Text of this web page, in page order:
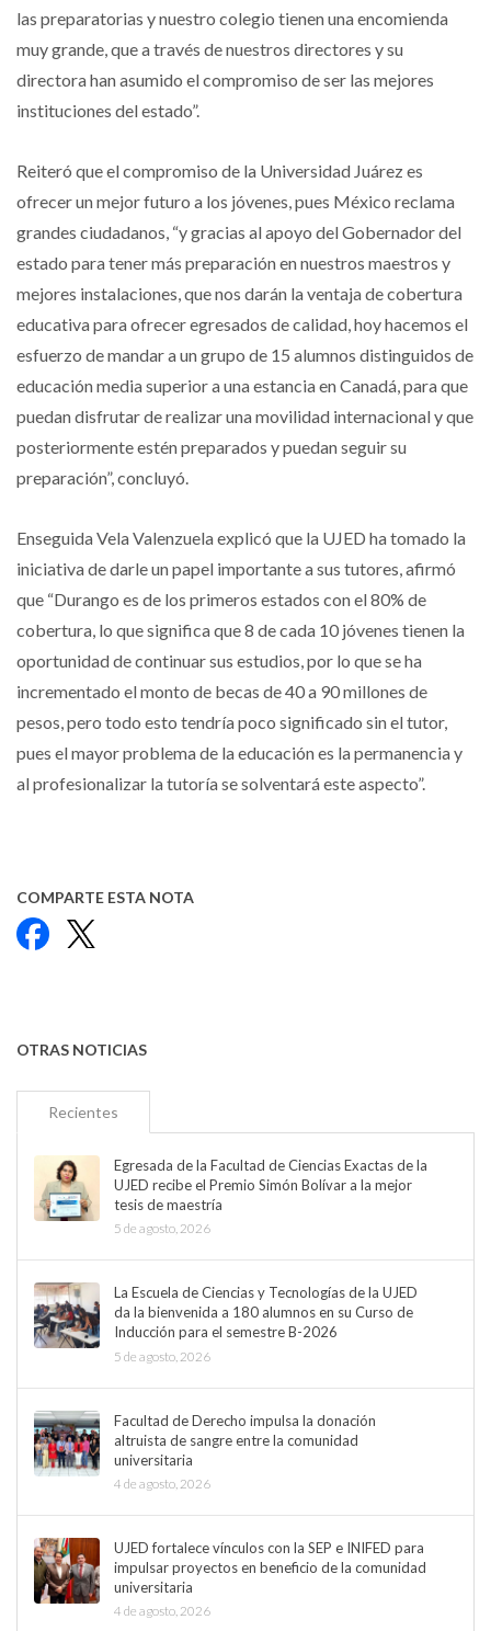
las preparatorias y nuestro colegio tienen una encomienda
muy grande, que a través de nuestros directores y su
directora han asumido el compromiso de ser las mejores
instituciones del estado”.
Reiteró que el compromiso de la Universidad Juárez es
ofrecer un mejor futuro a los jóvenes, pues México reclama
grandes ciudadanos, “y gracias al apoyo del Gobernador del
estado para tener más preparación en nuestros maestros y
mejores instalaciones, que nos darán la ventaja de cobertura
educativa para ofrecer egresados de calidad, hoy hacemos el
esfuerzo de mandar a un grupo de 15 alumnos distinguidos de
educación media superior a una estancia en Canadá, para que
puedan disfrutar de realizar una movilidad internacional y que
posteriormente estén preparados y puedan seguir su
preparación”, concluyó.
Enseguida Vela Valenzuela explicó que la UJED ha tomado la
iniciativa de darle un papel importante a sus tutores, afirmó
que “Durango es de los primeros estados con el 80% de
cobertura, lo que significa que 8 de cada 10 jóvenes tienen la
oportunidad de continuar sus estudios, por lo que se ha
incrementado el monto de becas de 40 a 90 millones de
pesos, pero todo esto tendría poco significado sin el tutor,
pues el mayor problema de la educación es la permanencia y
al profesionalizar la tutoría se solventará este aspecto”.
COMPARTE ESTA NOTA
Facebook
OTRAS NOTICIAS
Recientes
Egresada de la Facultad de Ciencias Exactas de la
UJED recibe el Premio Simón Bolívar a la mejor
tesis de maestría
5 de agosto, 2026
La Escuela de Ciencias y Tecnologías de la UJED
da la bienvenida a 180 alumnos en su Curso de
Inducción para el semestre B-2026
5 de agosto, 2026
Facultad de Derecho impulsa la donación
altruista de sangre entre la comunidad
universitaria
4 de agosto, 2026
UJED fortalece vínculos con la SEP e INIFED para
impulsar proyectos en beneficio de la comunidad
universitaria
4 de agosto, 2026